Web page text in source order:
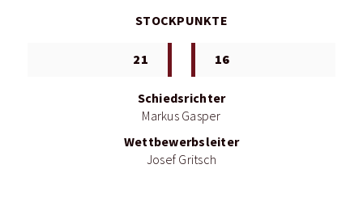
STOCKPUNKTE
21 16
Schiedsrichter
Markus Gasper
Wettbewerbsleiter
Josef Gritsch